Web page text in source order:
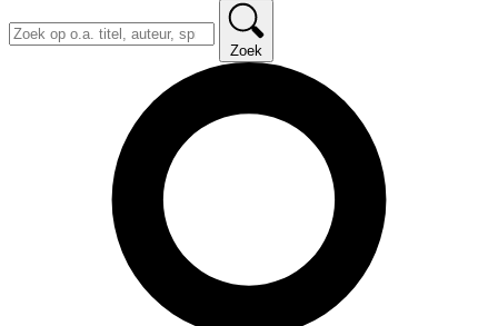
Zoek